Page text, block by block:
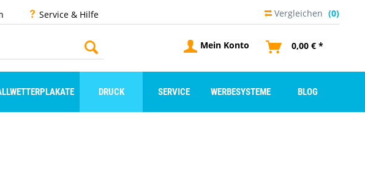
Service & Hilfe Vergleichen (0)
Mein Konto 0,00 € *
DRUCK SERVICE WERBESYSTEME BLOG